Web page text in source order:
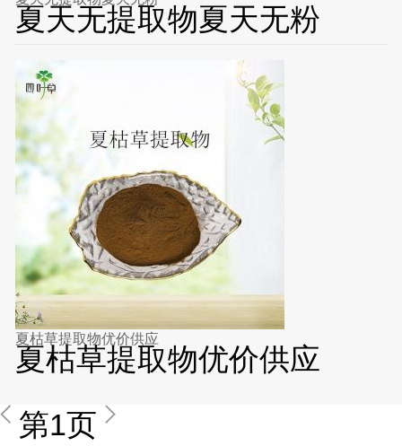
夏天无提取物夏天无粉
夏枯草提取物优价供应
夏枯草提取物优价供应
第1页